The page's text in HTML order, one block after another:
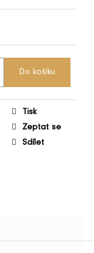
Do košíku
Tisk
Zeptat se
Sdílet